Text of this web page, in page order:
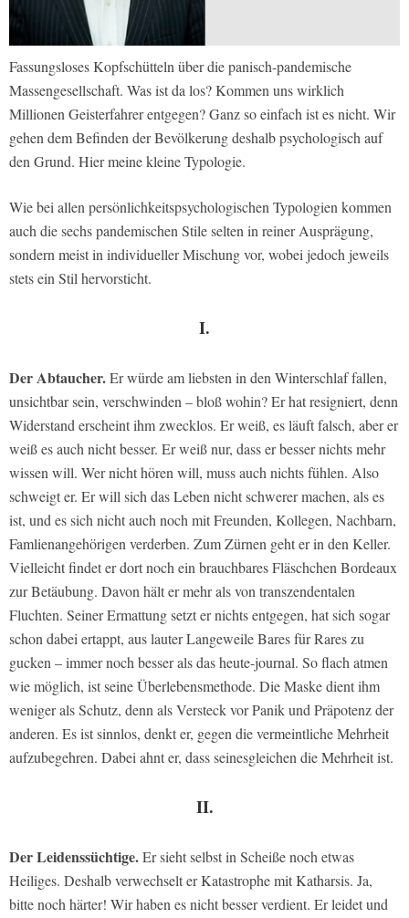
Fassungsloses Kopfschütteln über die panisch-pandemische
Massengesellschaft. Was ist da los? Kommen uns wirklich
Millionen Geisterfahrer entgegen? Ganz so einfach ist es nicht. Wir
gehen dem Befinden der Bevölkerung deshalb psychologisch auf
den Grund. Hier meine kleine Typologie.
Wie bei allen persönlichkeitspsychologischen Typologien kommen
auch die sechs pandemischen Stile selten in reiner Ausprägung,
sondern meist in individueller Mischung vor, wobei jedoch jeweils
stets ein Stil hervorsticht.
I.
Der Abtaucher.Er würde am liebsten in den Winterschlaf fallen,
unsichtbar sein, verschwinden – bloß wohin? Er hat resigniert, denn
Widerstand erscheint ihm zwecklos. Er weiß, es läuft falsch, aber er
weiß es auch nicht besser. Er weiß nur, dass er besser nichts mehr
wissen will. Wer nicht hören will, muss auch nichts fühlen. Also
schweigt er. Er will sich das Leben nicht schwerer machen, als es
ist, und es sich nicht auch noch mit Freunden, Kollegen, Nachbarn,
Famlienangehörigen verderben. Zum Zürnen geht er in den Keller.
Vielleicht findet er dort noch ein brauchbares Fläschchen Bordeaux
zur Betäubung. Davon hält er mehr als von transzendentalen
Fluchten. Seiner Ermattung setzt er nichts entgegen, hat sich sogar
schon dabei ertappt, aus lauter Langeweile Bares für Rares zu
gucken – immer noch besser als das heute-journal. So flach atmen
wie möglich, ist seine Überlebensmethode. Die Maske dient ihm
weniger als Schutz, denn als Versteck vor Panik und Präpotenz der
anderen. Es ist sinnlos, denkt er, gegen die vermeintliche Mehrheit
aufzubegehren. Dabei ahnt er, dass seinesgleichen die Mehrheit ist.
II.
Der Leidenssüchtige.Er sieht selbst in Scheiße noch etwas
Heiliges. Deshalb verwechselt er Katastrophe mit Katharsis. Ja,
bitte noch härter! Wir haben es nicht besser verdient. Er leidet und